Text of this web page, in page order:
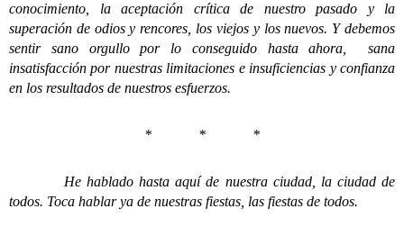
conocimiento, la aceptación crítica de nuestro pasado y la
superación de odios y rencores, los viejos y los nuevos. Y debemos
sentir sano orgullo por lo conseguido hasta ahora, sana
insatisfacción por nuestras limitaciones e insuficiencias y confianza
en los resultados de nuestros esfuerzos.
* * *
He hablado hasta aquí de nuestra ciudad, la ciudad de
todos. Toca hablar ya de nuestras fiestas, las fiestas de todos.